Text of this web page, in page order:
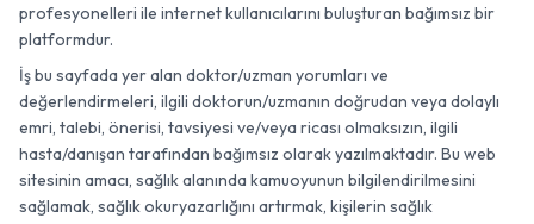
profesyonelleri ile internet kullanıcılarını buluşturan bağımsız bir
platformdur.
İş bu sayfada yer alan doktor/uzman yorumları ve
değerlendirmeleri, ilgili doktorun/uzmanın doğrudan veya dolaylı
emri, talebi, önerisi, tavsiyesi ve/veya ricası olmaksızın, ilgili
hasta/danışan tarafından bağımsız olarak yazılmaktadır. Bu web
sitesinin amacı, sağlık alanında kamuoyunun bilgilendirilmesini
sağlamak, sağlık okuryazarlığını artırmak, kişilerin sağlık